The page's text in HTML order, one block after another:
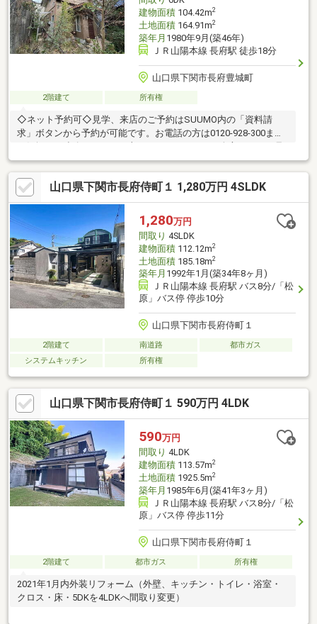
建物面積104.42m2
土地面積164.91m2
築年月 1980年9月(築46年)
ＪＲ山陽本線 長府駅 徒歩18分
山口県下関市長府豊城町
2階建て 所有権
◇ネット予約可◇見学、来店のご予約はSUUMO内の「資料請
求」ボタンから予約が可能です。お電話の方は0120-928-300まで
お気軽にご連絡ください。土日はもちろん平日の夕方からのご見
学・ご相談も承っております。◇現地見学の見どころ◇・収納の
位置や陽当たりを現地でお確かめください・スマートフォンやデ
ジカメで物件を撮影いただくことも可能です【どんなことでもご
相談ください！】・家を買うにはどのくらいの期間と費用がかか
るのかしら？・マンションと戸建はどちらがいいの？新築、それ
ともリフォーム済み物件？・他にも借入があるけど、住宅ローン
が組めるか不安だわ… 等々
山口県下関市長府侍町１ 1,280万円 4SLDK
1,280万円
間取り 4SLDK
建物面積112.12m2
土地面積185.18m2
築年月 1992年1月(築34年8ヶ月)
ＪＲ山陽本線 長府駅 バス8分/「松
原」バス停 停歩10分
山口県下関市長府侍町１
2階建て 南道路
都市ガス
システムキッチン
所有権
山口県下関市長府侍町１ 590万円 4LDK
590万円
間取り 4LDK
建物面積113.57m2
土地面積1925.5m2
築年月 1985年6月(築41年3ヶ月)
ＪＲ山陽本線 長府駅 バス8分/「松
原」バス停 停歩11分
山口県下関市長府侍町１
2階建て 都市ガス 所有権
2021年1月内外装リフォーム（外壁、キッチン・トイレ・浴室・
クロス・床・5DKを4LDKへ間取り変更）